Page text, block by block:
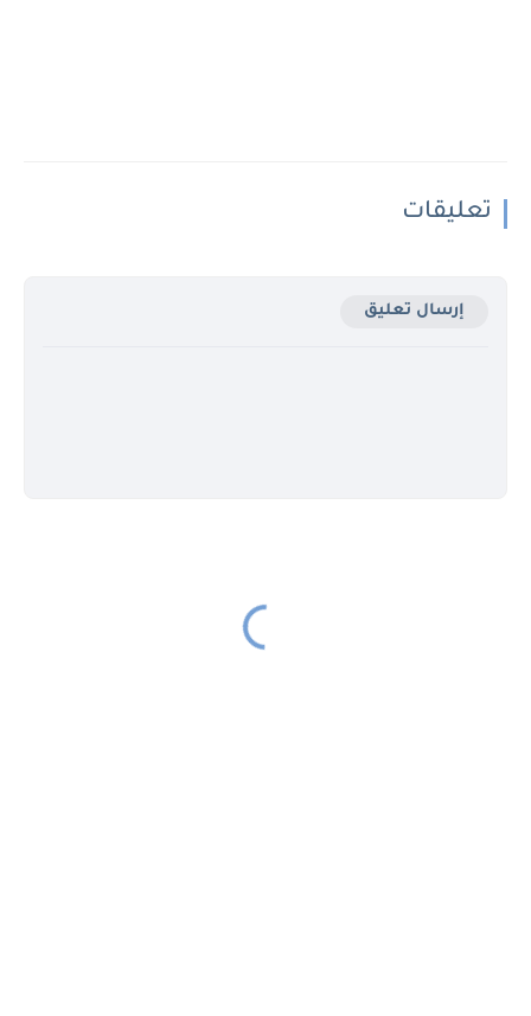
تعليقات
إرسال تعليق